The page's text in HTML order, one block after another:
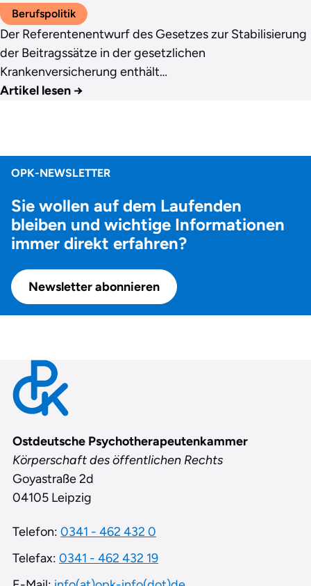
Berufspolitik
Der Referentenentwurf des Gesetzes zur Stabilisierung
der Beitragssätze in der gesetzlichen
Krankenversicherung enthält…
Artikel lesen →
OPK-NEWSLETTER
Sie wollen auf dem Laufenden
bleiben und wichtige Informationen
immer direkt erfahren?
Newsletter abonnieren
Contact
Ostdeutsche Psychotherapeutenkammer
Körperschaft des öffentlichen Rechts
Goyastraße 2d
04105 Leipzig
Telefon: 0341 - 462 432 0
Telefax: 0341 - 462 432 19